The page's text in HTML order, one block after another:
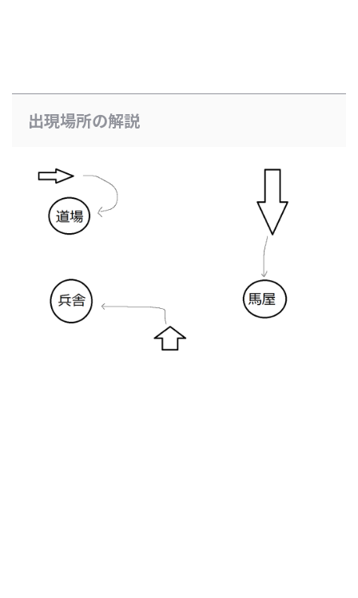
出現場所の解説